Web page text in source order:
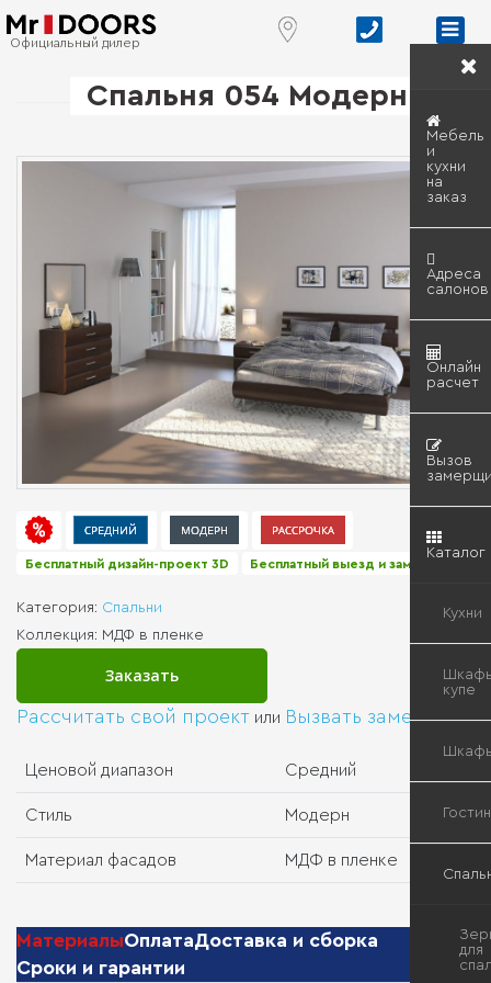
Официальный дилер
Мебель
и
кухни
на
заказ
Адреса
салонов
Онлайн
расчет
Вызов
Каталог
Кухни
купе
купе
купе
купе
и
для
Спальня 054 Модерн
Бесплатный дизайн-проект 3D Бесплатный выезд и замер
Категория: Спальни
Коллекция: МДФ в пленке
Рассчитать свой проект или Вызвать замерщика
Ценовой диапазон Средний
Стиль Модерн
Материал фасадов МДФ в пленке
МатериалыОплатаДоставка и сборка
Сроки и гарантии